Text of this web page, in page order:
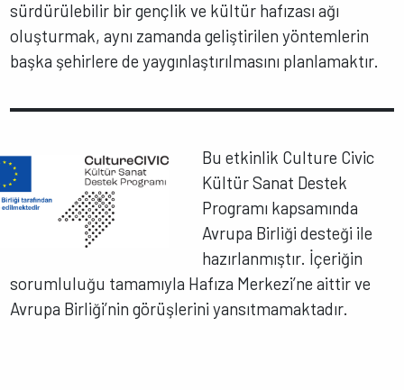
sürdürülebilir bir gençlik ve kültür hafızası ağı
oluşturmak, aynı zamanda geliştirilen yöntemlerin
başka şehirlere de yaygınlaştırılmasını planlamaktır.
Bu etkinlik Culture Civic
Kültür Sanat Destek
Programı kapsamında
Avrupa Birliği desteği ile
hazırlanmıştır. İçeriğin
sorumluluğu tamamıyla Hafıza Merkezi’ne aittir ve
Avrupa Birliği’nin görüşlerini yansıtmamaktadır.